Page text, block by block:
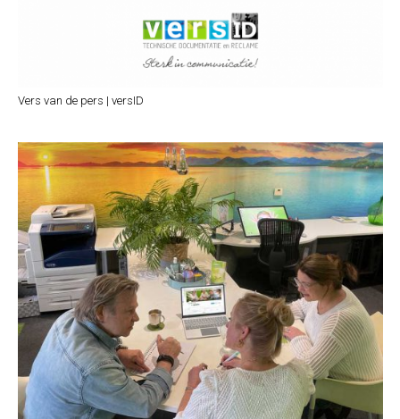
Vers van de pers | versID